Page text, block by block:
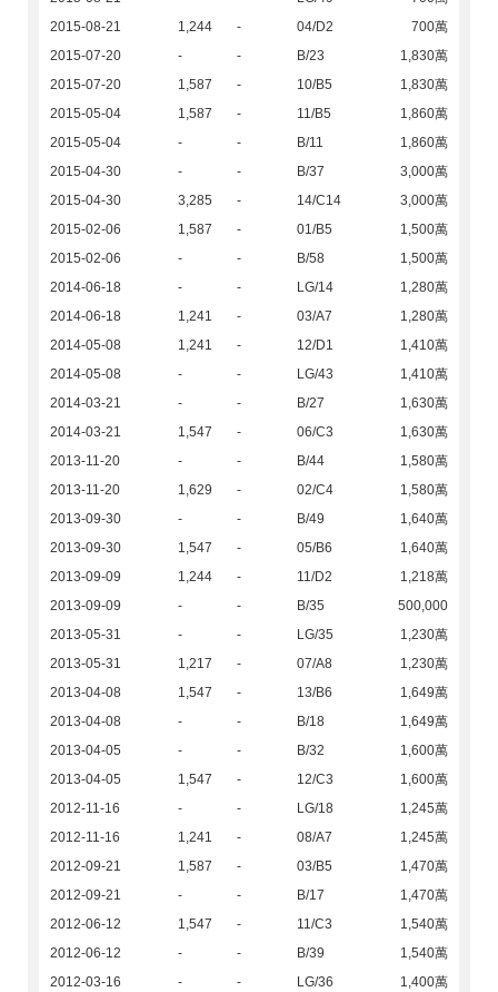
2015-08-21
1,244 - 04/D2
700萬
2015-07-20
- - B/23
1,830萬
2015-07-20
1,587 - 10/B5
1,830萬
2015-05-04
1,587 - 11/B5
1,860萬
2015-05-04
- - B/11
1,860萬
2015-04-30
- - B/37
3,000萬
2015-04-30
3,285 - 14/C14
3,000萬
2015-02-06
1,587 - 01/B5
1,500萬
2015-02-06
- - B/58
1,500萬
2014-06-18
- - LG/14
1,280萬
2014-06-18
1,241 - 03/A7
1,280萬
2014-05-08
1,241 - 12/D1
1,410萬
2014-05-08
- - LG/43
1,410萬
2014-03-21
- - B/27
1,630萬
2014-03-21
1,547 - 06/C3
1,630萬
2013-11-20
- - B/44
1,580萬
2013-11-20
1,629 - 02/C4
1,580萬
2013-09-30
- - B/49
1,640萬
2013-09-30
1,547 - 05/B6
1,640萬
2013-09-09
1,244 - 11/D2
1,218萬
2013-09-09
- - B/35
500,000
2013-05-31
- - LG/35
1,230萬
2013-05-31
1,217 - 07/A8
1,230萬
2013-04-08
1,547 - 13/B6
1,649萬
2013-04-08
- - B/18
1,649萬
2013-04-05
- - B/32
1,600萬
2013-04-05
1,547 - 12/C3
1,600萬
2012-11-16
- - LG/18
1,245萬
2012-11-16
1,241 - 08/A7
1,245萬
2012-09-21
1,587 - 03/B5
1,470萬
2012-09-21
- - B/17
1,470萬
2012-06-12
1,547 - 11/C3
1,540萬
2012-06-12
- - B/39
1,540萬
2012-03-16
- - LG/36
1,400萬